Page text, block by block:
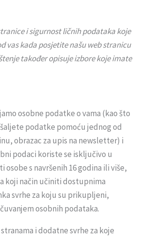
i sigurnost ličnih podataka koje
vas kada posjetite našu web stranicu
također opisuje izbore koje imate
osobne podatke o vama (kao što
podatke pomoću jednog od
obrazac za upis na newsletter) i
podaci koriste se isključivo u
s navršenih 16 godina ili više,
koji način učiniti dostupnima
svrhe za koju su prikupljeni,
osobnih podataka.
i dodatne svrhe za koje